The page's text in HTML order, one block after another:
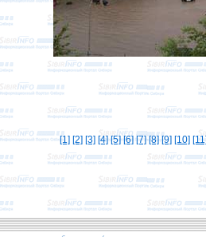
[1] [2] [3] [4] [5] [6] [7] [8] [9] [10]